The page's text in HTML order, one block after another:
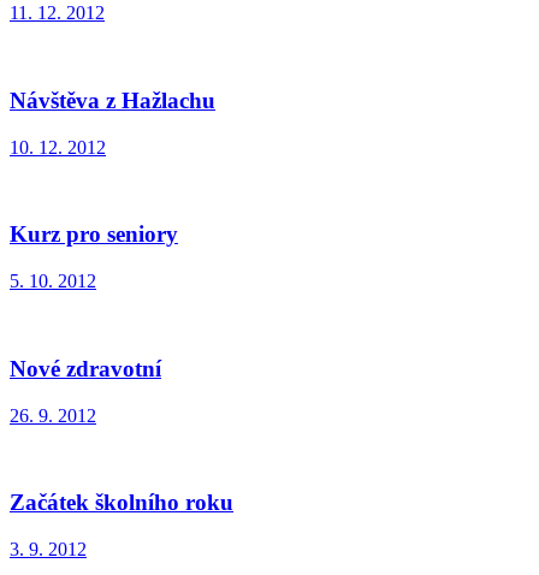
11. 12. 2012
Návštěva z Hažlachu
10. 12. 2012
Kurz pro seniory
5. 10. 2012
Nové zdravotní
26. 9. 2012
Začátek školního roku
3. 9. 2012